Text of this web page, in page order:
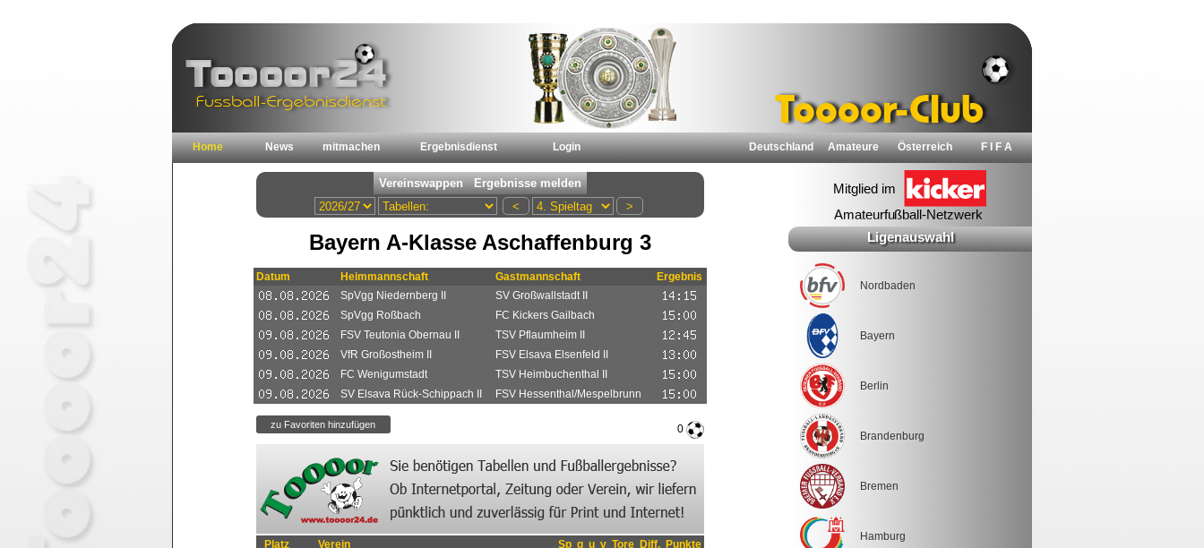
Home News mitmachen Ergebnisdienst Login Deutschland Amateure Österreich F I F A
Bayern A-Klasse Aschaffenburg 3
Datum Heimmannschaft Gastmannschaft
Ergebnis
SpVgg Niedernberg II
SV Großwallstadt II
SpVgg Roßbach
FC Kickers Gailbach
FSV Teutonia Obernau II
TSV Pflaumheim II
VfR Großostheim II
FSV Elsava Elsenfeld II
FC Wenigumstadt
TSV Heimbuchenthal II
SV Elsava Rück-Schippach II
FSV Hessenthal/Mespelbrunn
0
Platz Verein Sp g u v Tore Diff.
Punkte
Ligenauswahl
Nordbaden
Bayern
Berlin
Brandenburg
Bremen
Hamburg